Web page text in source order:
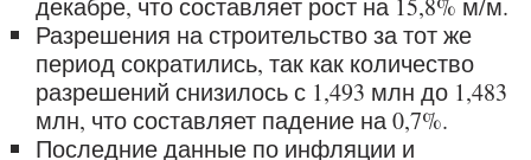
декабре, что составляет рост на 15,8% м/м.
Разрешения на строительство за тот же
период сократились, так как количество
разрешений снизилось с 1,493 млн до 1,483
млн, что составляет падение на 0,7%.
Последние данные по инфляции и